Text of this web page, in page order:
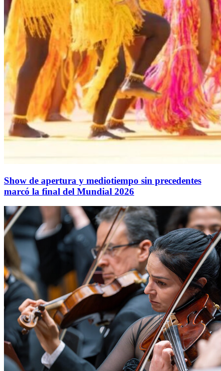
Show de apertura y mediotiempo sin precedentes
marcó la final del Mundial 2026